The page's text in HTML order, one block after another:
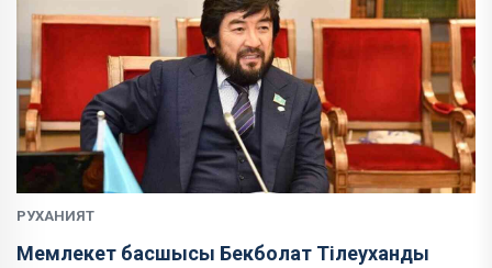
РУХАНИЯТ
Мемлекет басшысы Бекболат Тілеуханды